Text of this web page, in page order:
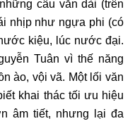
câu văn dài (trên
nhịp như ngựa phi (có
kiệu, lúc nước đại.
Tuân vì thế năng
ào, vội vã. Một lối văn
khai thác tối ưu hiệu
âm tiết, nhưng lại đa